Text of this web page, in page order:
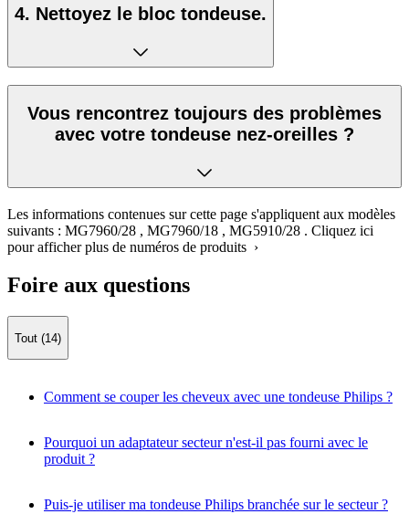
4. Nettoyez le bloc tondeuse.
Vous rencontrez toujours des problèmes
avec votre tondeuse nez-oreilles ?
Les informations contenues sur cette page s'appliquent aux modèles
suivants : MG7960/28 , MG7960/18 , MG5910/28 . Cliquez ici
pour afficher plus de numéros de produits ›
Foire aux questions
Tout (14)
Comment se couper les cheveux avec une tondeuse Philips ?
Pourquoi un adaptateur secteur n'est-il pas fourni avec le
produit ?
Puis-je utiliser ma tondeuse Philips branchée sur le secteur ?